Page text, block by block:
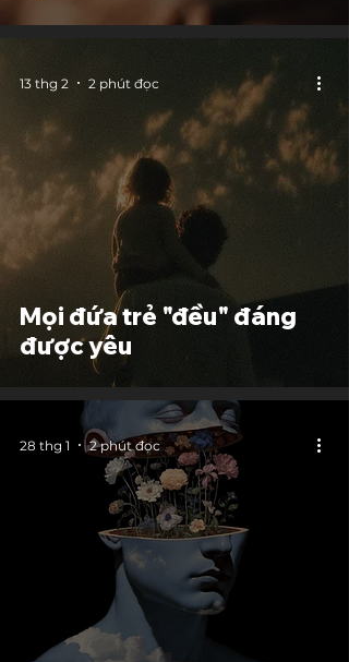
Mọi đứa trẻ "đều" đáng
được yêu
13 thg 2 2 phút đọc
28 thg 1 2 phút đọc